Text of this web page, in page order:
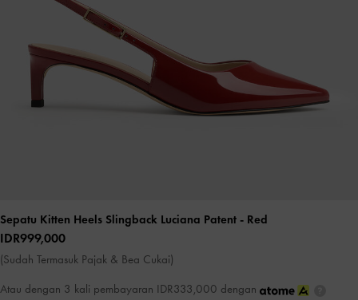
Sepatu Kitten Heels Slingback Luciana Patent - Red
IDR999,000
(Sudah Termasuk Pajak & Bea Cukai)
Atau dengan 3 kali pembayaran IDR333,000 dengan